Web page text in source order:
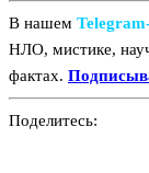
В нашем
НЛО, мистике,
фактах.
Поделитесь: